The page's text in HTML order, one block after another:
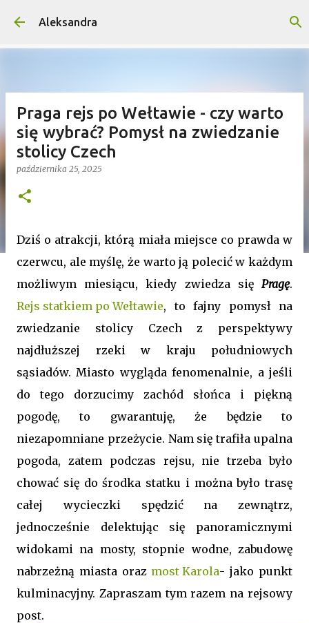
Przejdź do głównej zawartości
Aleksandra
Praga rejs po Wełtawie - czy warto
się wybrać? Pomysł na zwiedzanie
stolicy Czech
października 25, 2025
Dziś o atrakcji, którą miała miejsce co prawda w
czerwcu, ale myślę, że warto ją polecić w każdym
możliwym miesiącu, kiedy zwiedza się Pragę.
Rejs statkiem po Wełtawie, to fajny pomysł na
zwiedzanie stolicy Czech z perspektywy
najdłuższej rzeki w kraju południowych
sąsiadów. Miasto wygląda fenomenalnie, a jeśli
do tego dorzucimy zachód słońca i piękną
pogodę, to gwarantuję, że będzie to
niezapomniane przeżycie. Nam się trafiła upalna
pogoda, zatem podczas rejsu, nie trzeba było
chować się do środka statku i można było trasę
całej wycieczki spędzić na zewnątrz,
jednocześnie delektując się panoramicznymi
widokami na mosty, stopnie wodne, zabudowę
nabrzeżną miasta oraz most Karola- jako punkt
kulminacyjny. Zapraszam tym razem na rejsowy
post.